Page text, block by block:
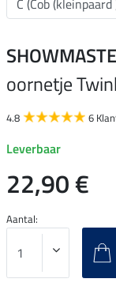
oornetje
4.8 6
Leverbaar
22,90 €
Aantal: